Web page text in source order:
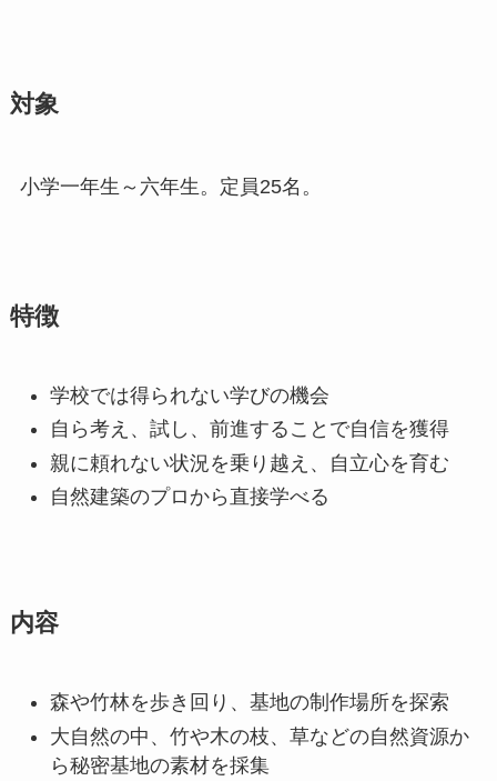
対象
小学一年生～六年生。定員25名。
特徴
学校では得られない学びの機会
自ら考え、試し、前進することで自信を獲得
親に頼れない状況を乗り越え、自立心を育む
自然建築のプロから直接学べる
内容
森や竹林を歩き回り、基地の制作場所を探索
大自然の中、竹や木の枝、草などの自然資源か
ら秘密基地の素材を採集